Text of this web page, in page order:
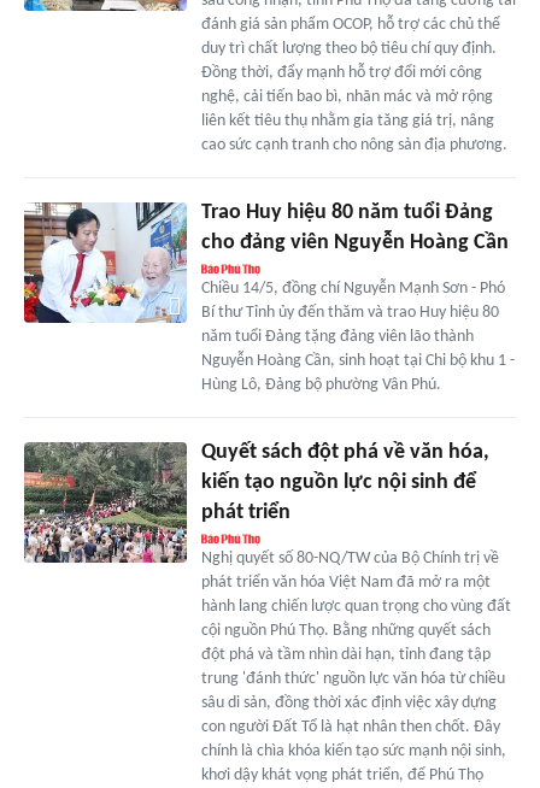
đánh giá sản phẩm OCOP, hỗ trợ các chủ thể
duy trì chất lượng theo bộ tiêu chí quy định.
Đồng thời, đẩy mạnh hỗ trợ đổi mới công
nghệ, cải tiến bao bì, nhãn mác và mở rộng
liên kết tiêu thụ nhằm gia tăng giá trị, nâng
cao sức cạnh tranh cho nông sản địa phương.
Trao Huy hiệu 80 năm tuổi Đảng
cho đảng viên Nguyễn Hoàng Cần
Chiều 14/5, đồng chí Nguyễn Mạnh Sơn - Phó
Bí thư Tỉnh ủy đến thăm và trao Huy hiệu 80
năm tuổi Đảng tặng đảng viên lão thành
Nguyễn Hoàng Cần, sinh hoạt tại Chi bộ khu 1 -
Hùng Lô, Đảng bộ phường Vân Phú.
Quyết sách đột phá về văn hóa,
kiến tạo nguồn lực nội sinh để
phát triển
Nghị quyết số 80-NQ/TW của Bộ Chính trị về
phát triển văn hóa Việt Nam đã mở ra một
hành lang chiến lược quan trọng cho vùng đất
cội nguồn Phú Thọ. Bằng những quyết sách
đột phá và tầm nhìn dài hạn, tỉnh đang tập
trung 'đánh thức' nguồn lực văn hóa từ chiều
sâu di sản, đồng thời xác định việc xây dựng
con người Đất Tổ là hạt nhân then chốt. Đây
chính là chìa khóa kiến tạo sức mạnh nội sinh,
khơi dậy khát vọng phát triển, để Phú Thọ